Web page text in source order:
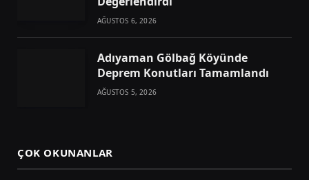
AĞUSTOS 6, 2026
Adıyaman Gölbağ Köyünde
Deprem Konutları Tamamlandı
AĞUSTOS 5, 2026
ÇOK OKUNANLAR